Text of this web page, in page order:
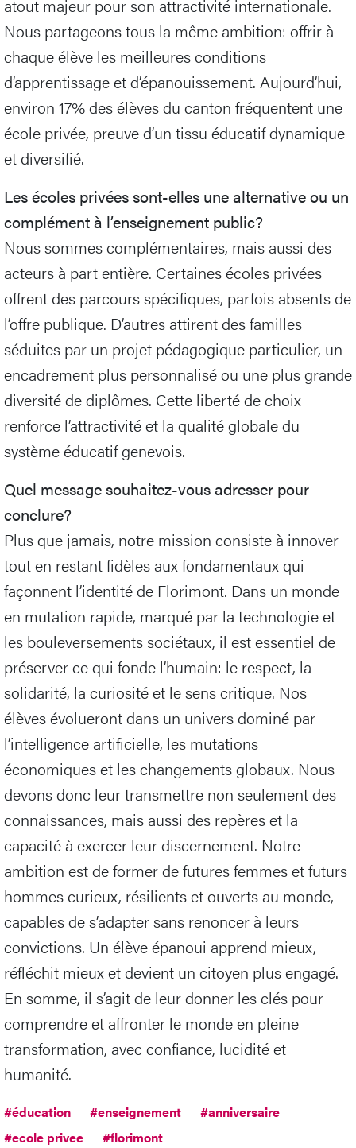
atout majeur pour son attractivité internationale.
Nous partageons tous la même ambition: offrir à
chaque élève les meilleures conditions
d’apprentissage et d’épanouissement. Aujourd’hui,
environ 17% des élèves du canton fréquentent une
école privée, preuve d’un tissu éducatif dynamique
et diversifié.
Les écoles privées sont-elles une alternative ou un
complément à l’enseignement public?
Nous sommes complémentaires, mais aussi des
acteurs à part entière. Certaines écoles privées
offrent des parcours spécifiques, parfois absents de
l’offre publique. D’autres attirent des familles
séduites par un projet pédagogique particulier, un
encadrement plus personnalisé ou une plus grande
diversité de diplômes. Cette liberté de choix
renforce l’attractivité et la qualité globale du
système éducatif genevois.
Quel message souhaitez-vous adresser pour
conclure?
Plus que jamais, notre mission consiste à innover
tout en restant fidèles aux fondamentaux qui
façonnent l’identité de Florimont. Dans un monde
en mutation rapide, marqué par la technologie et
les bouleversements sociétaux, il est essentiel de
préserver ce qui fonde l’humain: le respect, la
solidarité, la curiosité et le sens critique. Nos
élèves évolueront dans un univers dominé par
l’intelligence artificielle, les mutations
économiques et les changements globaux. Nous
devons donc leur transmettre non seulement des
connaissances, mais aussi des repères et la
capacité à exercer leur discernement. Notre
ambition est de former de futures femmes et futurs
hommes curieux, résilients et ouverts au monde,
capables de s’adapter sans renoncer à leurs
convictions. Un élève épanoui apprend mieux,
réfléchit mieux et devient un citoyen plus engagé.
En somme, il s’agit de leur donner les clés pour
comprendre et affronter le monde en pleine
transformation, avec confiance, lucidité et
humanité.
#éducation #enseignement
#anniversaire
#ecole privee
#florimont